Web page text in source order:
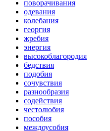
поворачивания
одевания
колебания
георгия
жребия
энергия
высокоблагородия
бедствия
подобия
сочувствия
разнообразия
содействия
честолюбия
пособия
междоусобия